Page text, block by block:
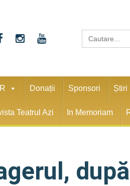
Search
for:
Donații Sponsori Știri
Teatrul Azi In Memoriam